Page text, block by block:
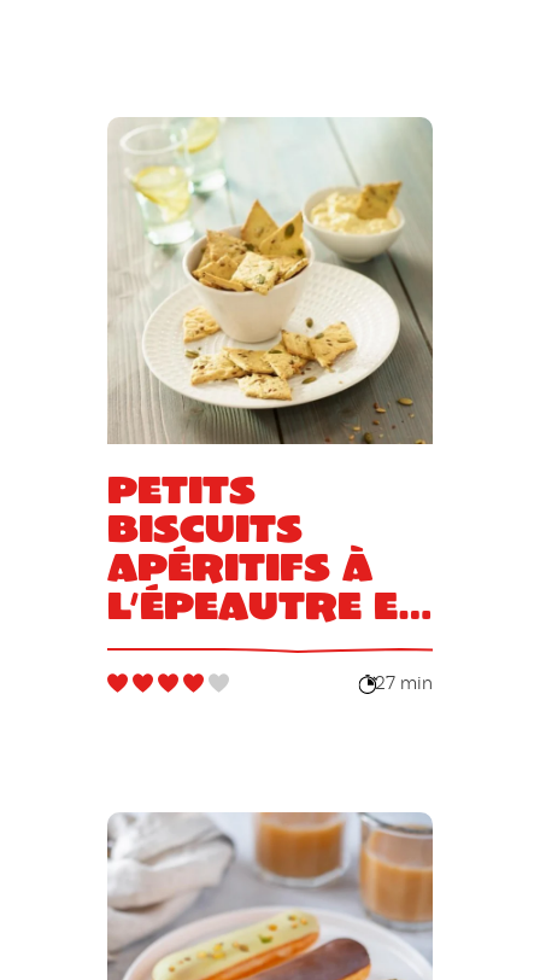
Petits
biscuits
apéritifs à
l’épeautre et
aux graines
27 min